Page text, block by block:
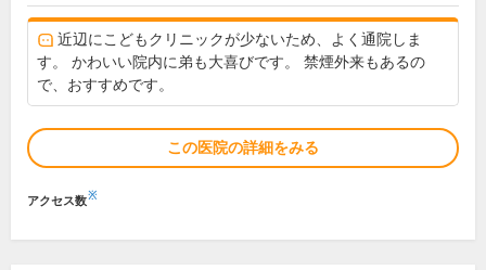
近辺にこどもクリニックが少ないため、よく通院しま
す。 かわいい院内に弟も大喜びです。 禁煙外来もあるの
で、おすすめです。
この医院の詳細をみる
アクセス数※